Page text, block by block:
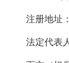
注册地址
法定代表